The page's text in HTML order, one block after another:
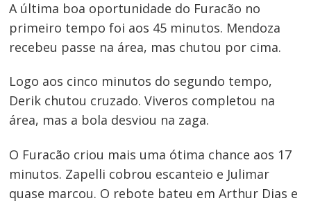
A última boa oportunidade do Furacão no
primeiro tempo foi aos 45 minutos. Mendoza
recebeu passe na área, mas chutou por cima.
Logo aos cinco minutos do segundo tempo,
Derik chutou cruzado. Viveros completou na
área, mas a bola desviou na zaga.
O Furacão criou mais uma ótima chance aos 17
minutos. Zapelli cobrou escanteio e Julimar
quase marcou. O rebote bateu em Arthur Dias e
Navegação
de
Post